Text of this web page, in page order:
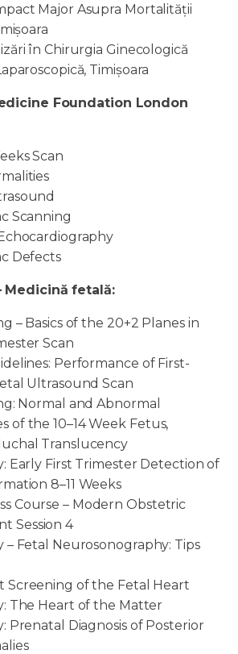
Major Asupra Mortalității
în Chirurgia Ginecologică
Timișoara
Foundation London
Scan
Scanning
Defects
Medicină fetală:
– Basics of the 20+2 Planes in
Scan
Performance of First-
Ultrasound Scan
Normal and Abnormal
of the 10–14 Week Fetus,
Translucency
Early First Trimester Detection of
8–11 Weeks
Course – Modern Obstetric
Session 4
– Fetal Neurosonography: Tips
Screening of the Fetal Heart
The Heart of the Matter
Prenatal Diagnosis of Posterior